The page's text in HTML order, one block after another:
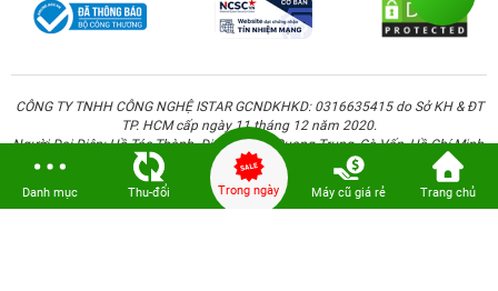
CÔNG TY TNHH CÔNG NGHỆ ISTAR GCNDKHKD: 0316635415 do Sở KH & ĐT
TP. HCM cấp ngày 11 tháng 12 năm 2020.
Người Đại Diện: Hồ Tác Thành. Địa chỉ: 389 Quang Trung, Gò Vấp, Hồ Chí Minh.
Danh mục Thu-đổi Trong ngày Máy cũ giá rẻ Trang chủ